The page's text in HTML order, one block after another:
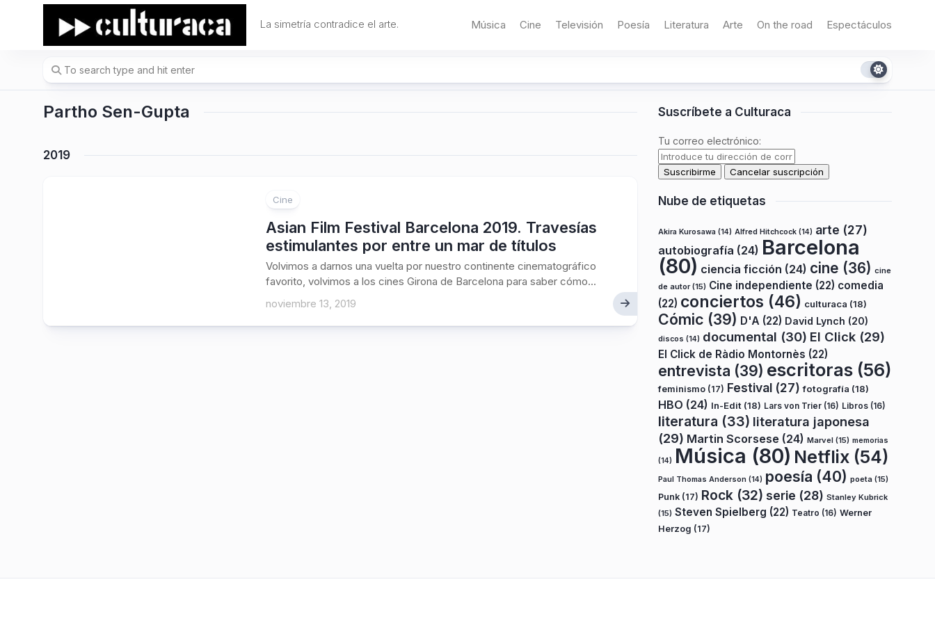
La simetría contradice el arte. Música Cine Televisión Poesía Literatura Arte On the road Espectáculos
Partho Sen-Gupta
2019
Cine
Asian Film Festival Barcelona 2019. Travesías
estimulantes por entre un mar de títulos
Volvimos a darnos una vuelta por nuestro continente cinematográfico
favorito, volvimos a los cines Girona de Barcelona para saber cómo...
noviembre 13, 2019
Suscríbete a Culturaca
Tu correo electrónico:
Nube de etiquetas
Akira Kurosawa (14) Alfred Hitchcock (14) arte (27)
autobiografía (24) Barcelona
(80) ciencia ficción (24) cine (36) cine
de autor(15) Cine independiente (22) comedia
(22) conciertos (46) culturaca (18)
Cómic (39) D'A (22) David Lynch (20)
discos (14) documental (30) El Click (29)
El Click de Ràdio Montornès (22)
entrevista (39) escritoras (56)
feminismo (17) Festival (27) fotografía (18)
HBO (24) In-Edit (18) Lars von Trier (16) Libros (16)
literatura (33) literatura japonesa
(29) Martin Scorsese (24) Marvel (15) memorias
(14) Música (80) Netflix (54)
Paul Thomas Anderson (14) poesía (40) poeta (15)
Punk (17) Rock (32) serie (28) Stanley Kubrick
(15) Steven Spielberg (22) Teatro (16) Werner
Herzog (17)